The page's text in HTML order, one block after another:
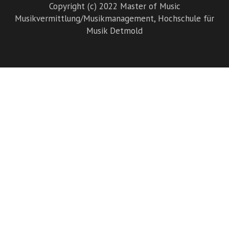
Copyright (c) 2022 Master of Music
Musikvermittlung/Musikmanagement, Hochschule für
Musik Detmold